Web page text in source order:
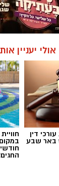
אולי יעניין
דין
באר שבע